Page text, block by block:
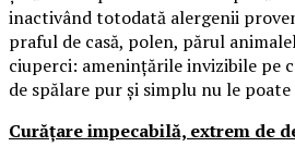
inactivând totodată alergenii
praful de casă, polen, părul
ciuperci: amenințările invizibile pe
de spălare pur și simplu nu le
Curățare impecabilă, extrem de